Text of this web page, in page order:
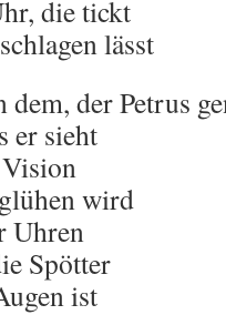
die tickt
lässt
der Petrus
er sieht
wird
Uhren
Spötter
ist